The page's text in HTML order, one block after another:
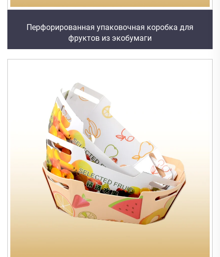
Перфорированная упаковочная коробка для
фруктов из экобумаги